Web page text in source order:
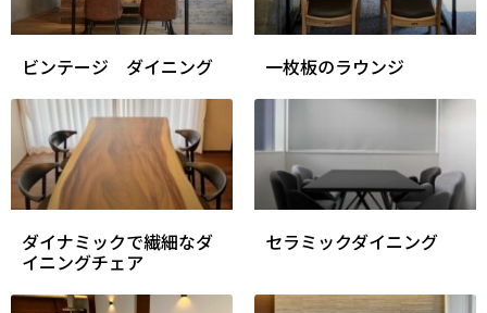
ビンテージ ダイニング 一枚板のラウンジ
ダイナミックで繊細なダ
イニングチェア
セラミックダイニング